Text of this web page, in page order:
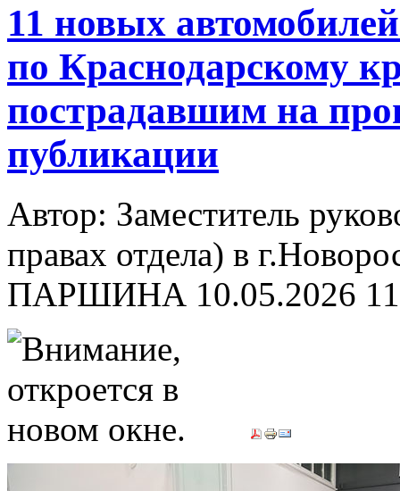
11 новых
по Краснодарскому
пострадавшим на
публикации
Автор: Заместитель
правах отдела) в
ПАРШИНА 10.05.2026